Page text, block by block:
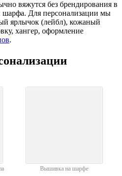
вяжутся без брендирования в
шарфа. Для персонализации мы
ярлычок (лейбл), кожаный
хангер, оформление
.
Вышивка на шарфе